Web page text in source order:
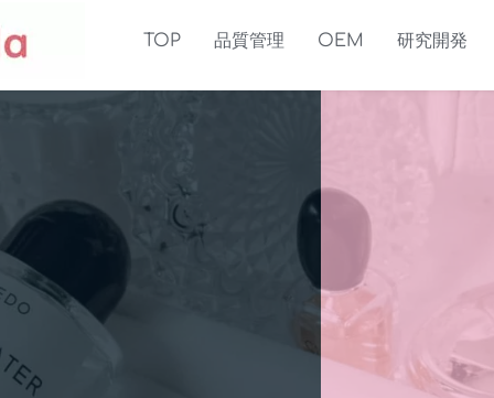
TOP 品質管理 OEM 研究開発